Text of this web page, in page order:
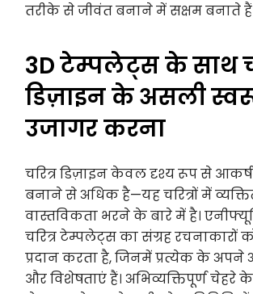
तरीके से जीवंत बनाने में सक्षम बनाते
3D टेम्पलेट्स के साथ
डिज़ाइन के असली
उजागर करना
चरित्र डिज़ाइन केवल दृश्य रूप से
बनाने से अधिक है—यह चरित्रों में
वास्तविकता भरने के बारे में है।
चरित्र टेम्पलेट्स का संग्रह रचनाकारों
प्रदान करता है, जिनमें प्रत्येक के अपने
और विशेषताएं हैं। अभिव्यक्तिपूर्ण चेहरे